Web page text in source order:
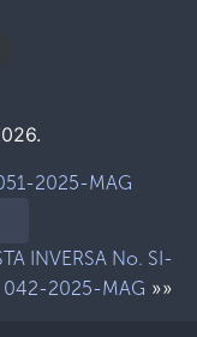
2025-MAG
INVERSA No. SI-
042-2025-MAG »»